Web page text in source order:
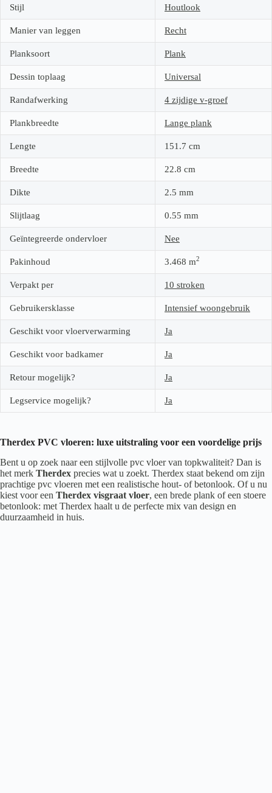
Stijl Houtlook
Manier van leggen Recht
Planksoort Plank
Dessin toplaag Universal
Randafwerking 4 zijdige v-groef
Plankbreedte Lange plank
Lengte 151.7 cm
Breedte 22.8 cm
Dikte 2.5 mm
Slijtlaag 0.55 mm
Geïntegreerde ondervloer Nee
Pakinhoud 3.468 m2
Verpakt per 10 stroken
Gebruikersklasse Intensief woongebruik
Geschikt voor vloerverwarming Ja
Geschikt voor badkamer Ja
Retour mogelijk? Ja
Legservice mogelijk? Ja
Therdex PVC vloeren: luxe uitstraling voor een voordelige prijs
Bent u op zoek naar een stijlvolle pvc vloer van topkwaliteit? Dan is
het merk Therdex precies wat u zoekt. Therdex staat bekend om zijn
prachtige pvc vloeren met een realistische hout- of betonlook. Of u nu
kiest voor een Therdex visgraat vloer, een brede plank of een stoere
betonlook: met Therdex haalt u de perfecte mix van design en
duurzaamheid in huis.